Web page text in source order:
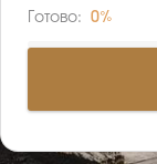
Готово: 0%